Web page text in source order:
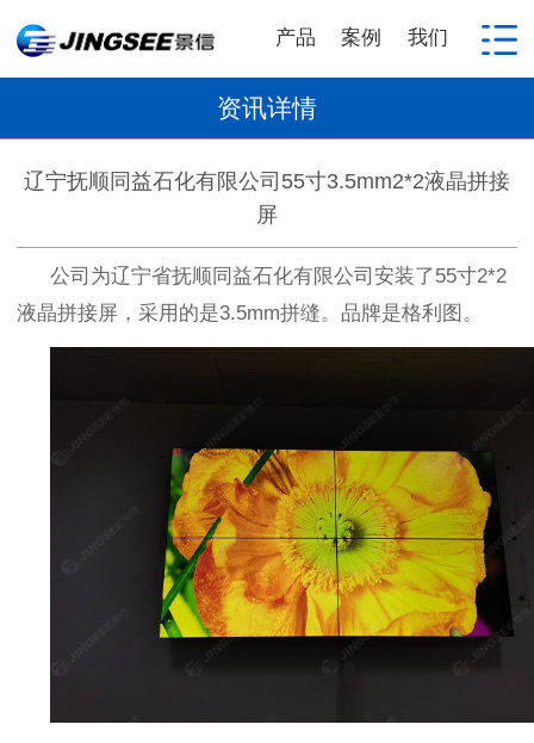
产品 案例 我们
资讯详情
辽宁抚顺同益石化有限公司55寸3.5mm2*2液晶拼接
屏
公司为辽宁省抚顺同益石化有限公司安装了55寸2*2
液晶拼接屏，采用的是3.5mm拼缝。品牌是格利图。